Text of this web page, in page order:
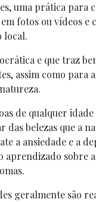
uma prática para
fotos ou vídeos e
local.
e que traz
assim como para
de qualquer idade
das belezas que a
a ansiedade e a
sobre
geralmente são